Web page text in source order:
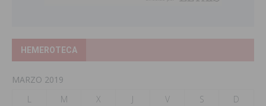
HEMEROTECA
MARZO 2019
L
M X J V S
D